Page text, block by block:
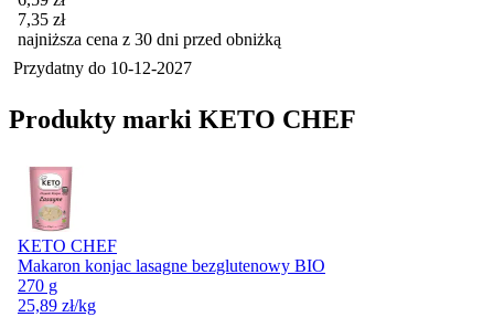
7,35 zł
najniższa cena z 30 dni przed obniżką
Przydatny do 10-12-2027
Produkty marki KETO CHEF
KETO CHEF
Makaron konjac lasagne bezglutenowy BIO
270 g
25,89 zł/kg